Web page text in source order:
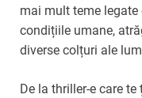
mai mult teme legate
condițiile umane,
diverse colțuri ale
De la thriller-e care